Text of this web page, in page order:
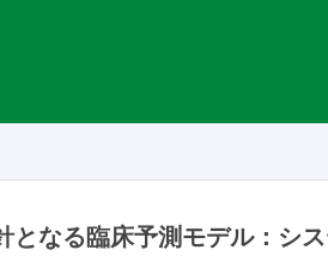
となる臨床予測モデル：シ